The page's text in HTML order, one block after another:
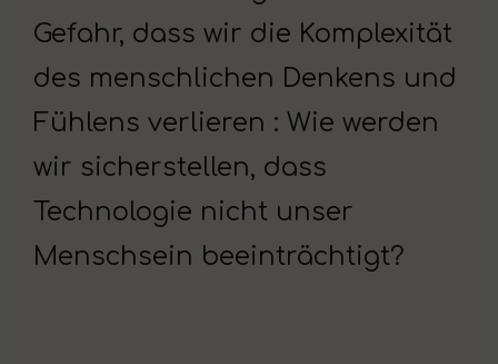
Gefahr, dass wir die Komplexität
des menschlichen Denkens und
Fühlens verlieren : Wie werden
wir sicherstellen, dass
Technologie nicht unser
Menschsein beeinträchtigt?